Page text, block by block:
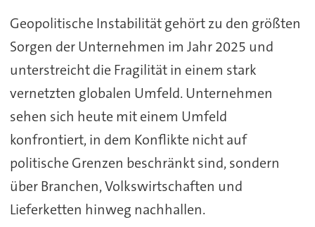
Geopolitische Instabilität gehört zu den größten
Sorgen der Unternehmen im Jahr 2025 und
unterstreicht die Fragilität in einem stark
vernetzten globalen Umfeld. Unternehmen
sehen sich heute mit einem Umfeld
konfrontiert, in dem Konflikte nicht auf
politische Grenzen beschränkt sind, sondern
über Branchen, Volkswirtschaften und
Lieferketten hinweg nachhallen.